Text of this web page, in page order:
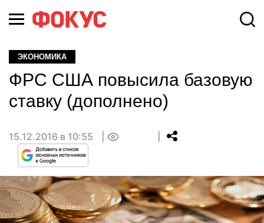
ЭКОНОМИКА
ФРС США повысила базовую
ставку (дополнено)
15.12.2016 в 10:55